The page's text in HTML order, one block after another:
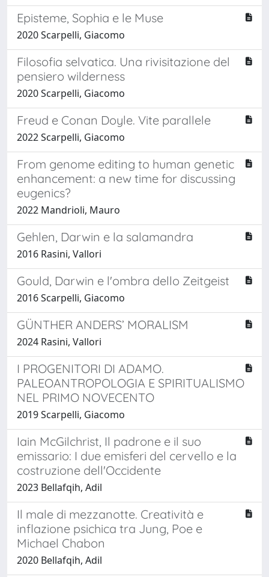
Episteme, Sophia e le Muse
2020 Scarpelli, Giacomo
Filosofia selvatica. Una rivisitazione del
pensiero wilderness
2020 Scarpelli, Giacomo
Freud e Conan Doyle. Vite parallele
2022 Scarpelli, Giacomo
From genome editing to human genetic
enhancement: a new time for discussing
eugenics?
2022 Mandrioli, Mauro
Gehlen, Darwin e la salamandra
2016 Rasini, Vallori
Gould, Darwin e l'ombra dello Zeitgeist
2016 Scarpelli, Giacomo
GÜNTHER ANDERS’ MORALISM
2024 Rasini, Vallori
I PROGENITORI DI ADAMO.
PALEOANTROPOLOGIA E SPIRITUALISMO
NEL PRIMO NOVECENTO
2019 Scarpelli, Giacomo
Iain McGilchrist, Il padrone e il suo
emissario: I due emisferi del cervello e la
costruzione dell'Occidente
2023 Bellafqih, Adil
Il male di mezzanotte. Creatività e
inflazione psichica tra Jung, Poe e
Michael Chabon
2020 Bellafqih, Adil